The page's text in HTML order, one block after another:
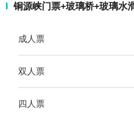
铜源峡门票+玻璃桥+玻璃水
成人票
双人票
四人票